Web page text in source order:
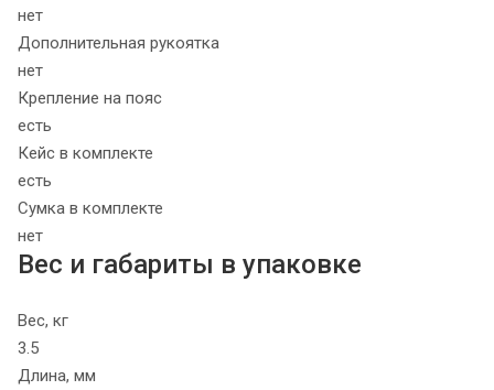
нет
Дополнительная рукоятка
нет
Крепление на пояс
есть
Кейс в комплекте
есть
Сумка в комплекте
нет
Вес и габариты в упаковке
Вес, кг
3.5
Длина, мм